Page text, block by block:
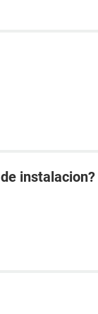
instalacion?